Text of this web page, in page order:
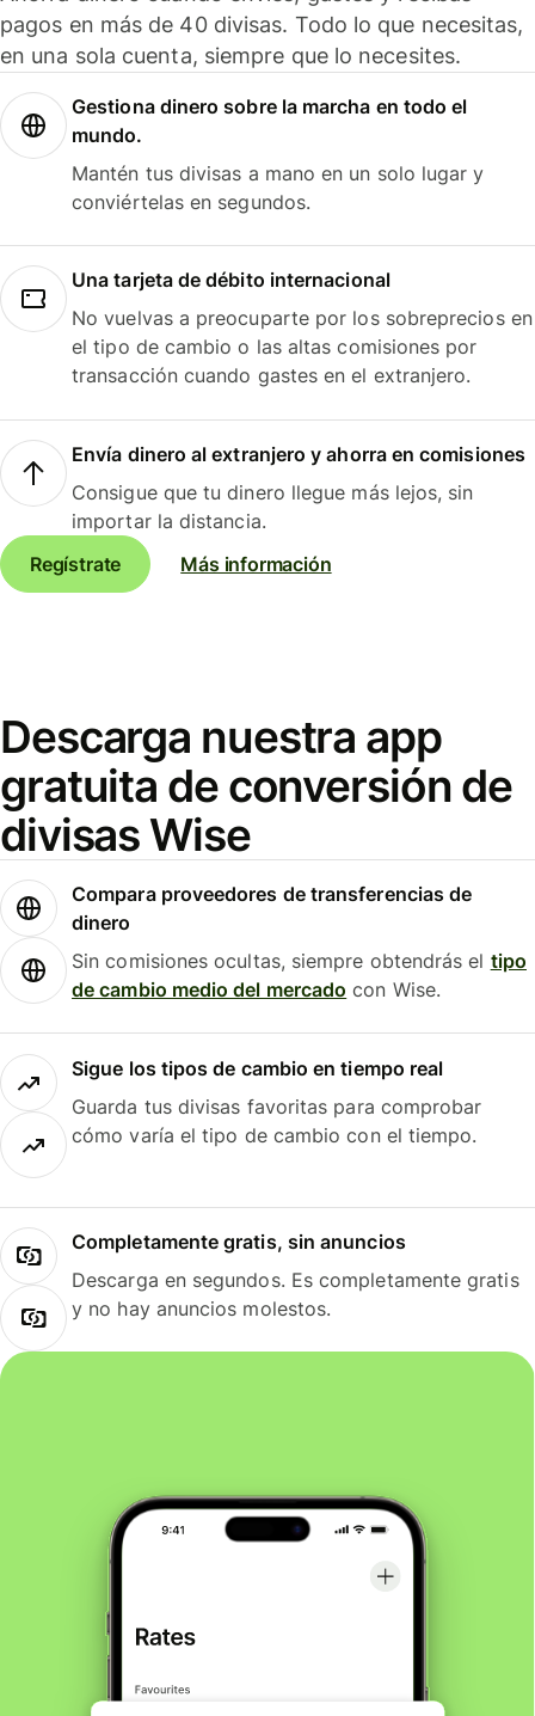
pagos en más de 40 divisas. Todo lo que necesitas,
en una sola cuenta, siempre que lo necesites.
Gestiona dinero sobre la marcha en todo el
mundo.
Mantén tus divisas a mano en un solo lugar y
conviértelas en segundos.
Una tarjeta de débito internacional
No vuelvas a preocuparte por los sobreprecios en
el tipo de cambio o las altas comisiones por
transacción cuando gastes en el extranjero.
Envía dinero al extranjero y ahorra en comisiones
Consigue que tu dinero llegue más lejos, sin
importar la distancia.
Regístrate
Más información
Descarga nuestra app
gratuita de conversión de
divisas Wise
Compara proveedores de transferencias de
dinero
Sin comisiones ocultas, siempre obtendrás el tipo
de cambio medio del mercado con Wise.
Sigue los tipos de cambio en tiempo real
Guarda tus divisas favoritas para comprobar
cómo varía el tipo de cambio con el tiempo.
Completamente gratis, sin anuncios
Descarga en segundos. Es completamente gratis
y no hay anuncios molestos.